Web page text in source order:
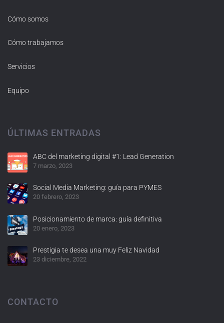
Cómo somos
Cómo trabajamos
Servicios
Equipo
ÚLTIMAS ENTRADAS
ABC del marketing digital #1: Lead Generation
7 marzo, 2023
Social Media Marketing: guía para PYMES
20 febrero, 2023
Posicionamiento de marca: guía definitiva
20 enero, 2023
Prestigia te desea una muy Feliz Navidad
23 diciembre, 2022
CONTACTO